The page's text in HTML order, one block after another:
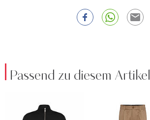
Passend zu diesem Artikel